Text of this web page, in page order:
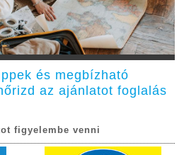
és megbízható
az ajánlatot foglalás
figyelembe venni